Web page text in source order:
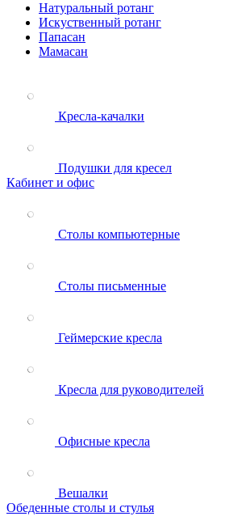
Натуральный ротанг
Искуственный ротанг
Папасан
Мамасан
Кресла-качалки
Подушки для кресел
Кабинет и офис
Столы компьютерные
Столы письменные
Геймерские кресла
Кресла для руководителей
Офисные кресла
Вешалки
Обеденные столы и стулья